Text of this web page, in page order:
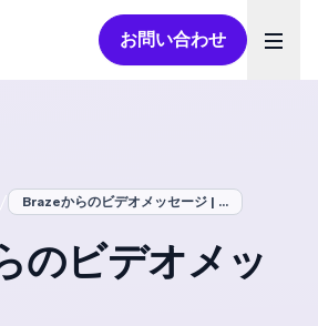
お問い合わせ
Brazeからのビデオメッセージ | ...
のビデオメッ